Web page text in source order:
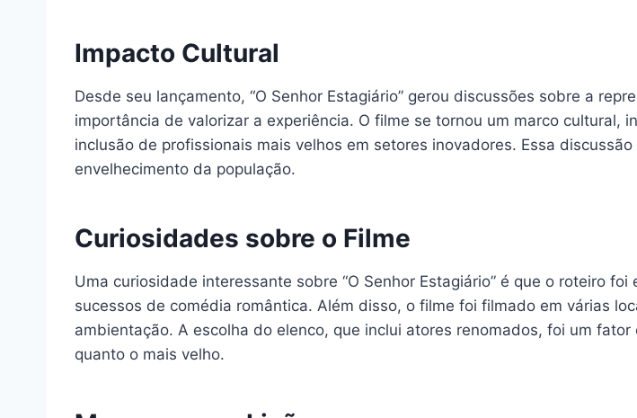
Impacto Cultural
Desde seu lançamento, “O Senhor Estagiário” gerou discussões sobre a
importância de valorizar a experiência. O filme se tornou um marco
inclusão de profissionais mais velhos em setores inovadores. Essa
envelhecimento da população.
Curiosidades sobre o Filme
Uma curiosidade interessante sobre “O Senhor Estagiário” é que o roteiro
sucessos de comédia romântica. Além disso, o filme foi filmado em várias
ambientação. A escolha do elenco, que inclui atores renomados, foi um
quanto o mais velho.